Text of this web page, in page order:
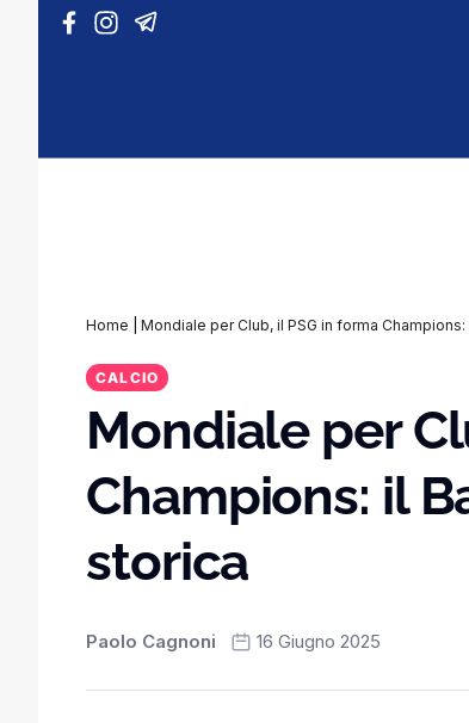
Vai al contenuto
Home Mondiale per Club, il PSG in forma
CALCIO
Mondiale per
Champions: il
storica
Paolo Cagnoni 16 Giugno 2025